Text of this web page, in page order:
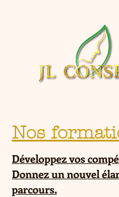
Nos
Développez vos
Donnez un nouvel
parcours.